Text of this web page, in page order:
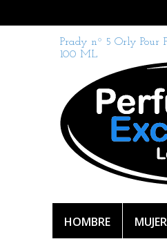
Prady nº 5 Orly Pour
100 ML
HOMBRE MUJER